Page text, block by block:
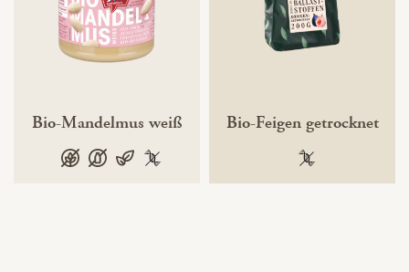
Bio-Mandelmus weiß
glutenfrei
laktosefrei
vegan100 % gentechnikfrei
Bio-Feigen getrocknet
100 %